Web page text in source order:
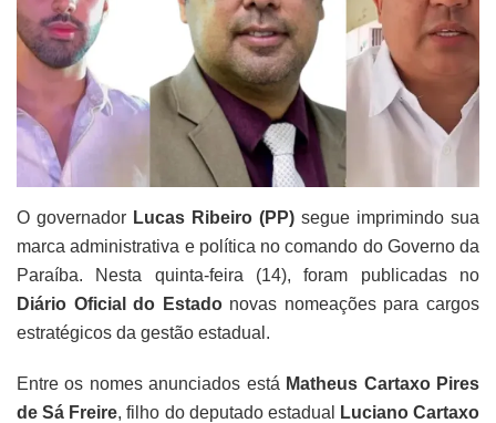
O governador Lucas Ribeiro (PP) segue imprimindo sua
marca administrativa e política no comando do Governo da
Paraíba. Nesta quinta-feira (14), foram publicadas no
Diário Oficial do Estadonovas nomeações para cargos
estratégicos da gestão estadual.
Entre os nomes anunciados está Matheus Cartaxo Pires
de Sá Freire, filho do deputado estadual
Luciano Cartaxo